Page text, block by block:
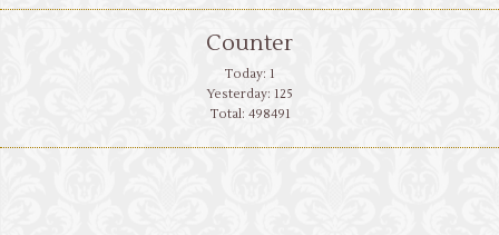
Counter
Today: 1
Yesterday: 125
Total: 498491